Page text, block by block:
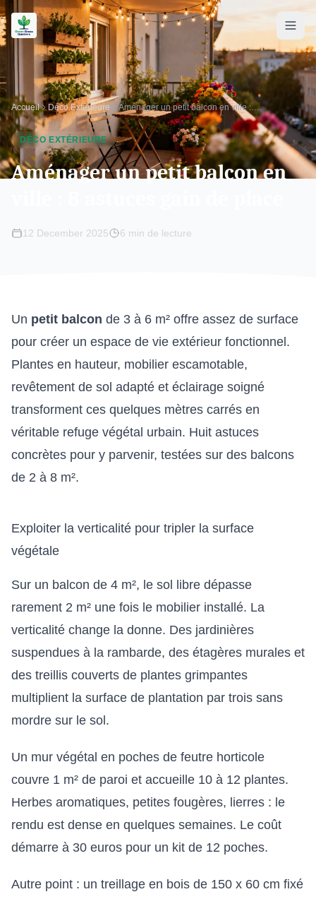
Accueil Déco Extérieure Aménager un petit balcon en ville : 8 astuces gain de place
DÉCO EXTÉRIEURE
Aménager un petit balcon en
12 December 2025 6 min de lecture
Un petit balcon de 3 à 6 m² offre assez de surface
pour créer un espace de vie extérieur fonctionnel.
Plantes en hauteur, mobilier escamotable,
revêtement de sol adapté et éclairage soigné
transforment ces quelques mètres carrés en
véritable refuge végétal urbain. Huit astuces
concrètes pour y parvenir, testées sur des balcons
de 2 à 8 m².
Exploiter la verticalité pour tripler la surface
végétale
Sur un balcon de 4 m², le sol libre dépasse
rarement 2 m² une fois le mobilier installé. La
verticalité change la donne. Des jardinières
suspendues à la rambarde, des étagères murales et
des treillis couverts de plantes grimpantes
multiplient la surface de plantation par trois sans
mordre sur le sol.
Un mur végétal en poches de feutre horticole
couvre 1 m² de paroi et accueille 10 à 12 plantes.
Herbes aromatiques, petites fougères, lierres : le
rendu est dense en quelques semaines. Le coût
démarre à 30 euros pour un kit de 12 poches.
Autre point : un treillage en bois de 150 x 60 cm fixé